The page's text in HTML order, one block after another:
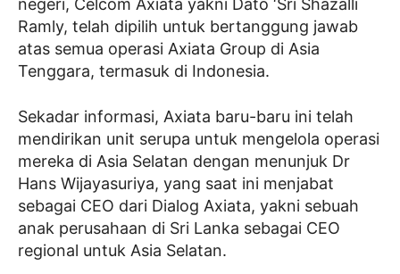
negeri, Celcom Axiata yakni Dato ‘Sri Shazalli
Ramly, telah dipilih untuk bertanggung jawab
atas semua operasi Axiata Group di Asia
Tenggara, termasuk di Indonesia.
Sekadar informasi, Axiata baru-baru ini telah
mendirikan unit serupa untuk mengelola operasi
mereka di Asia Selatan dengan menunjuk Dr
Hans Wijayasuriya, yang saat ini menjabat
sebagai CEO dari Dialog Axiata, yakni sebuah
anak perusahaan di Sri Lanka sebagai CEO
regional untuk Asia Selatan.